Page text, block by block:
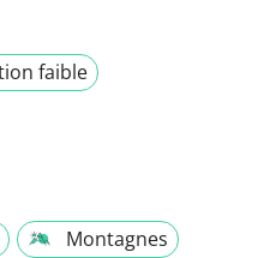
faible
Montagnes